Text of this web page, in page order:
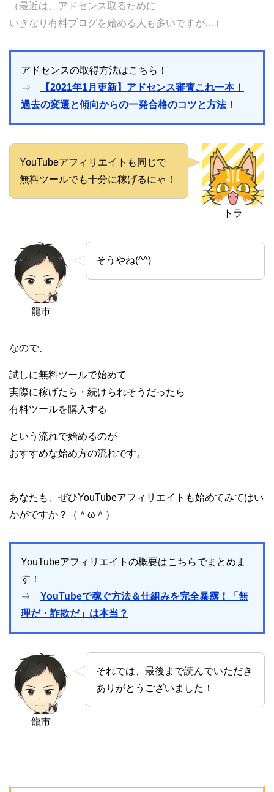
（最近は、アドセンス取るために
いきなり有料ブログを始める人も多いですが…）
アドセンスの取得方法はこちら！
⇒
【2021年1月更新】アドセンス審査これ一本！
過去の変遷と傾向からの一発合格のコツと方法！
トラ
YouTubeアフィリエイトも同じで
無料ツールでも十分に稼げるにゃ！
龍市
そうやね(^^)
なので、
試しに無料ツールで始めて
実際に稼げたら・続けられそうだったら
有料ツールを購入する
という流れで始めるのが
おすすめな始め方の流れです。
あなたも、ぜひYouTubeアフィリエイトも始めてみてはい
かがですか？（＾ω＾）
YouTubeアフィリエイトの概要はこちらでまとめま
す！
⇒ YouTubeで稼ぐ方法＆仕組みを完全暴露！「無
理だ・詐欺だ」は本当？
龍市
それでは、最後まで読んでいただき
ありがとうございました！